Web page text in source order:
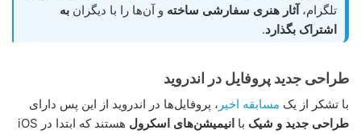
تلگرام، آثار هنری سفارشی ساخته و آن‌ها را با دیگران به
اشتراک بگذارد.
طراحی جدید پروفایل در اندروید
با تشکر از یک مسابقه اخیر ، پروفایل‌ها در اندروید از این پس دارای
طراحی جدید و شیک با انیمیشن‌های اسکرول
هستند که ابتدا در iOS